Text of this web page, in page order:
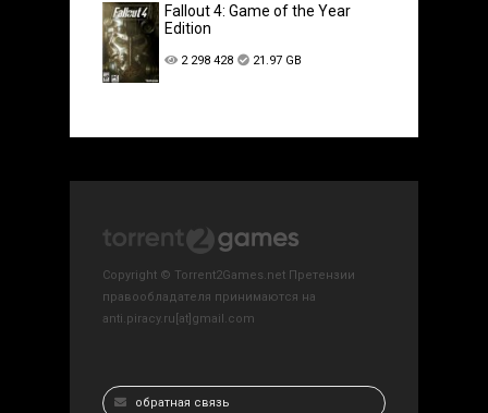
Fallout 4: Game of the Year
Edition
2 298 428 21.97 GB
Copyright © Torrent2Games.net Претензии
правообладателя принимаются на
anti.piracy.ru[at]gmail.com
обратная связь